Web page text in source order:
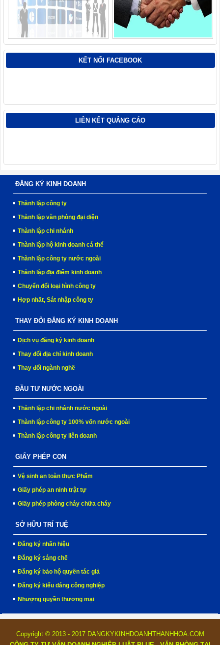
KẾT NỐI FACEBOOK
LIÊN KẾT QUẢNG CÁO
ĐĂNG KÝ KINH DOANH
Thành lập công ty
Thành lập văn phòng đại diện
Thành lập chi nhánh
Thành lập hộ kinh doanh cá thể
Thành lập công ty nước ngoài
Thành lập địa điểm kinh doanh
Chuyển đổi loại hình công ty
Hợp nhất, Sát nhập công ty
THAY ĐỔI ĐĂNG KÝ KINH DOANH
Dịch vụ đăng ký kinh doanh
Thay đổi địa chỉ kinh doanh
Thay đổi ngành nghề
ĐẦU TƯ NƯỚC NGOÀI
Thành lập chi nhánh nước ngoài
Thành lập công ty 100% vốn nước ngoài
Thành lập công ty liên doanh
GIẤY PHÉP CON
Vệ sinh an toàn thực Phẩm
Giấy phép an ninh trật tự
Giấy phép phòng cháy chữa cháy
SỞ HỮU TRÍ TUỆ
Đăng ký nhãn hiệu
Đăng ký sáng chế
Đăng ký bảo hộ quyền tác giả
Đăng ký kiểu dáng công nghiệp
Nhượng quyền thương mại
Copyright © 2013 - 2017 DANGKYKINHDOANHTHANHHOA.COM